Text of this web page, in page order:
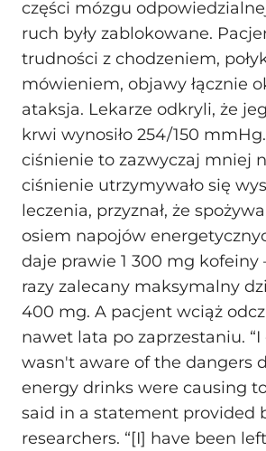
części mózgu
ruch były zablokowane.
trudności z chodzeniem,
mówieniem, objawy łącznie
ataksja. Lekarze odkryli, że
krwi wynosiło 254/150
ciśnienie to zazwyczaj mniej
ciśnienie utrzymywało się
leczenia, przyznał, że
osiem napojów
daje prawie 1 300 mg
razy zalecany maksymalny
400 mg. A pacjent wciąż
nawet lata po zaprzestaniu.
wasn't aware of the dangers
energy drinks were causing
said in a statement provided
researchers. “[I] have been